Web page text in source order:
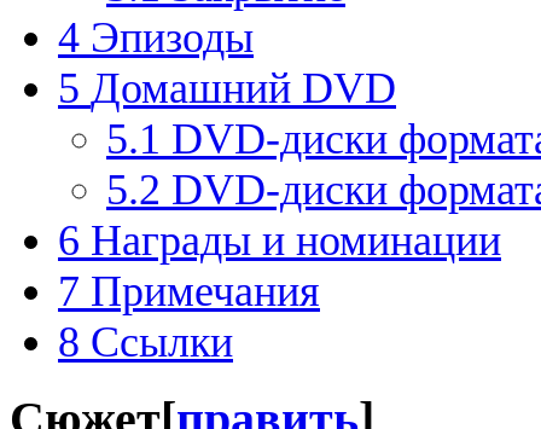
4 Эпизоды
5 Домашний DVD
5.1 DVD-диски
5.2 DVD-диски
6 Награды и номинации
7 Примечания
8 Ссылки